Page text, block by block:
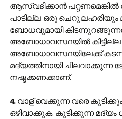
ആസ്വദിക്കാൻ
പാടില്ല. ഒരു ചെറു
ബോധവുമായി
അബോധാവസ്ഥയിൽ
അബോധാവസ്ഥയിലേക്ക്
മദ്യത്തിനായി ചിലവാക്കുന്ന
നഷ്ടക്കണക്കാണ്.
4. വാള് വെക്കുന്ന വരെ
ഒഴിവാക്കുക. കുടിക്കുന്ന മദ്യം